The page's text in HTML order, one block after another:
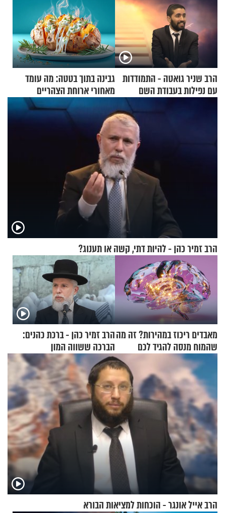
הרב שניר גואטה - התמודדות
עם נפילות בעבודת השם
גבינה בתוך בטטה: מה עומד
מאחורי ארוחת הצהריים
שכבשה את הרשת?
הרב זמיר כהן - להיות דתי, קשה או תענוג?
מאבדים ריכוז במהירות? זה מה
שהמוח מנסה להגיד לכם
הרב זמיר כהן - ברכת כהנים:
הברכה ששווה המון
הרב אייל אונגר - הוכחות למציאות הבורא